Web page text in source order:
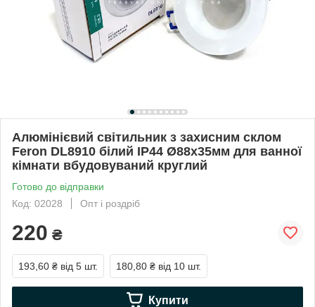
Алюмінієвий світильник з захисним склом
Feron DL8910 білий IP44 Ø88х35мм для ванної
кімнати вбудовуваний круглий
Готово до відправки
Код: 02028
Опт і роздріб
220 ₴
193,60 ₴ від 5 шт. 180,80 ₴ від 10 шт.
Купити